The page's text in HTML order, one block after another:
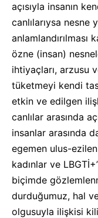
açısıyla insanın
canlılarıysa
anlamlandırılması
özne (insan)
ihtiyaçları, arzusu
tüketmeyi kendi
etkin ve edilgen
canlılar arasında
insanlar arasında
egemen ulus-
kadınlar ve
biçimde
durduğumuz, hal
olgusuyla ilişkisi